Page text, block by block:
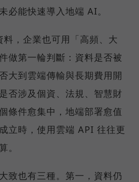
必能快速導入地端 AI。
，企業也可用「高頻、大
做第一輪判斷：資料是否被
大到雲端傳輸與長期費用開
否涉及個資、法規、智慧財
條件愈集中，地端部署愈值
立時，使用雲端 API 往往更
。
致也有三種。第一，資料仍